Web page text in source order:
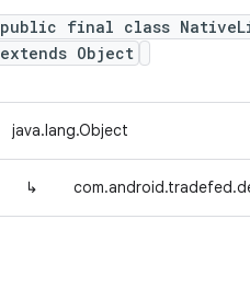
public final class
extends Object
java.lang.Object
↳